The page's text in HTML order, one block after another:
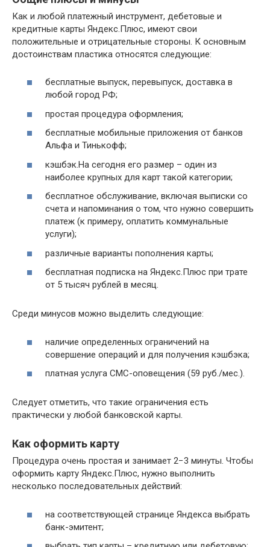
Как и любой платежный инструмент, дебетовые и
кредитные карты Яндекс.Плюс, имеют свои
положительные и отрицательные стороны. К основным
достоинствам пластика относятся следующие:
бесплатные выпуск, перевыпуск, доставка в
любой город РФ;
простая процедура оформления;
бесплатные мобильные приложения от банков
Альфа и Тинькофф;
кэшбэк.На сегодня его размер – один из
наиболее крупных для карт такой категории;
бесплатное обслуживание, включая выписки со
счета и напоминания о том, что нужно совершить
платеж (к примеру, оплатить коммунальные
услуги);
различные варианты пополнения карты;
бесплатная подписка на Яндекс.Плюс при трате
от 5 тысяч рублей в месяц.
Среди минусов можно выделить следующие:
наличие определенных ограничений на
совершение операций и для получения кэшбэка;
платная услуга СМС-оповещения (59 руб./мес.).
Следует отметить, что такие ограничения есть
практически у любой банковской карты.
Как оформить карту
Процедура очень простая и занимает 2−3 минуты. Чтобы
оформить карту Яндекс.Плюс, нужно выполнить
несколько последовательных действий:
на соответствующей странице Яндекса выбрать
банк-эмитент;